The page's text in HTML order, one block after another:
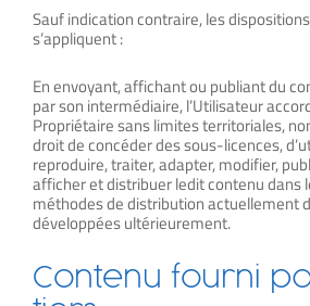
Sauf indication contraire, les
s’appliquent :
En envoyant, affichant ou publiant du
par son intermédiaire, l’Utilisateur
Propriétaire sans limites territoriales,
droit de concéder des sous-licences,
reproduire, traiter, adapter, modifier,
afficher et distribuer ledit contenu dans
méthodes de distribution actuellement
développées ultérieurement.
Contenu fourni